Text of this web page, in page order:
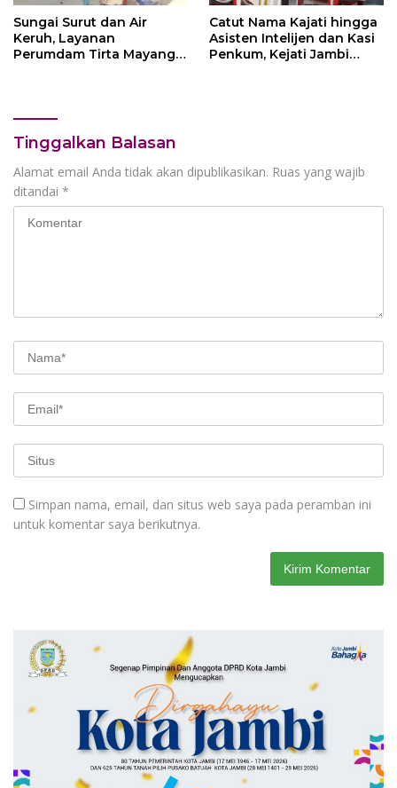
Sungai Surut dan Air
Keruh, Layanan
Perumdam Tirta Mayang
Catut Nama Kajati hingga
Asisten Intelijen dan Kasi
Penkum, Kejati Jambi
Tinggalkan Balasan
Alamat email Anda tidak akan dipublikasikan. Ruas yang wajib
ditandai *
Simpan nama, email, dan situs web saya pada peramban ini
untuk komentar saya berikutnya.